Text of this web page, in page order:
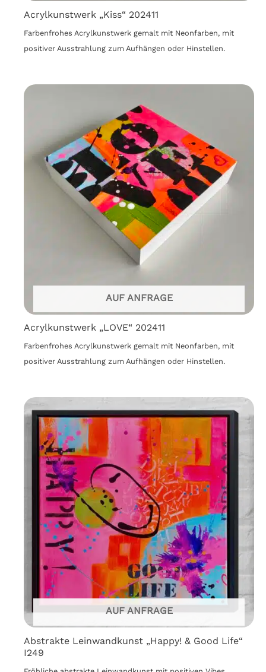
Acrylkunstwerk „Kiss“ 202411
Farbenfrohes Acrylkunstwerk gemalt mit Neonfarben, mit
positiver Ausstrahlung zum Aufhängen oder Hinstellen.
AUF ANFRAGE
Acrylkunstwerk „LOVE“ 202411
Farbenfrohes Acrylkunstwerk gemalt mit Neonfarben, mit
positiver Ausstrahlung zum Aufhängen oder Hinstellen.
AUF ANFRAGE
Abstrakte Leinwandkunst „Happy! & Good Life“
I249